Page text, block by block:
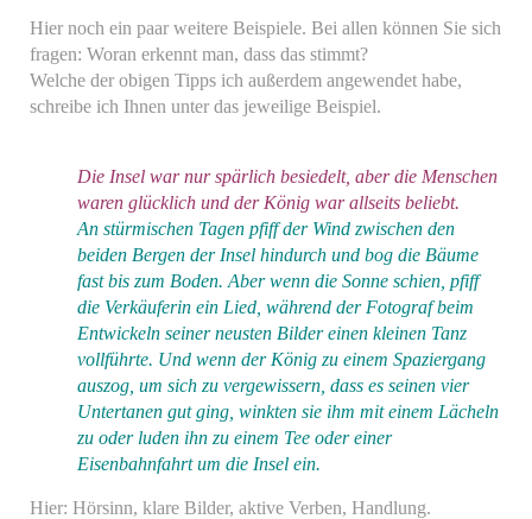
Hier noch ein paar weitere Beispiele. Bei allen können Sie sich
fragen: Woran erkennt man, dass das stimmt?
Welche der obigen Tipps ich außerdem angewendet habe,
schreibe ich Ihnen unter das jeweilige Beispiel.
Die Insel war nur spärlich besiedelt, aber die Menschen
waren glücklich und der König war allseits beliebt.
An stürmischen Tagen pfiff der Wind zwischen den
beiden Bergen der Insel hindurch und bog die Bäume
fast bis zum Boden. Aber wenn die Sonne schien, pfiff
die Verkäuferin ein Lied, während der Fotograf beim
Entwickeln seiner neusten Bilder einen kleinen Tanz
vollführte. Und wenn der König zu einem Spaziergang
auszog, um sich zu vergewissern, dass es seinen vier
Untertanen gut ging, winkten sie ihm mit einem Lächeln
zu oder luden ihn zu einem Tee oder einer
Eisenbahnfahrt um die Insel ein.
Hier: Hörsinn, klare Bilder, aktive Verben, Handlung.